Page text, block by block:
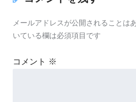
メールアドレスが公開されることは
いている欄は必須項目です
コメント ※